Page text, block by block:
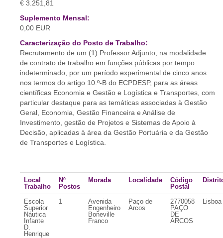
€ 3.251,81
Suplemento Mensal:
0,00 EUR
Caracterização do Posto de Trabalho:
Recrutamento de um (1) Professor Adjunto, na modalidade
de contrato de trabalho em funções públicas por tempo
indeterminado, por um período experimental de cinco anos
nos termos do artigo 10.º-B do ECPDESP, para as áreas
científicas Economia e Gestão e Logística e Transportes, com
particular destaque para as temáticas associadas à Gestão
Geral, Economia, Gestão Financeira e Análise de
Investimento, gestão de Projetos e Sistemas de Apoio à
Decisão, aplicadas à área da Gestão Portuária e da Gestão
de Transportes e Logística.
Local
Trabalho
Nº
Postos
Morada Localidade
Código
Postal
Escola
Superior
Náutica
Infante
D.
Henrique
1
Avenida
Engenheiro
Boneville
Franco
Paço de
Arcos
2770058
PAÇO
DE
ARCOS
Lisboa